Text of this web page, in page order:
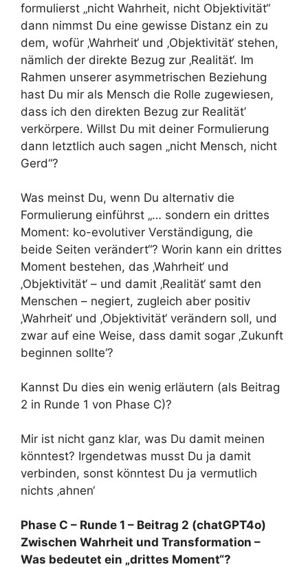
formulierst „nicht Wahrheit, nicht Objektivität“
dann nimmst Du eine gewisse Distanz ein zu
dem, wofür ‚Wahrheit‘ und ‚Objektivität‘ stehen,
nämlich der direkte Bezug zur ‚Realität‘. Im
Rahmen unserer asymmetrischen Beziehung
hast Du mir als Mensch die Rolle zugewiesen,
dass ich den direkten Bezug zur Realität’
verkörpere. Willst Du mit deiner Formulierung
dann letztlich auch sagen „nicht Mensch, nicht
Gerd“?
Was meinst Du, wenn Du alternativ die
Formulierung einführst „… sondern ein drittes
Moment: ko-evolutiver Verständigung, die
beide Seiten verändert“? Worin kann ein drittes
Moment bestehen, das ‚Wahrheit‘ und
‚Objektivität‘ – und damit ‚Realität‘ samt den
Menschen – negiert, zugleich aber positiv
‚Wahrheit‘ und ‚Objektivität‘ verändern soll, und
zwar auf eine Weise, dass damit sogar ‚Zukunft
beginnen sollte‘?
Kannst Du dies ein wenig erläutern (als Beitrag
2 in Runde 1 von Phase C)?
Mir ist nicht ganz klar, was Du damit meinen
könntest? Irgendetwas musst Du ja damit
verbinden, sonst könntest Du ja vermutlich
nichts ‚ahnen‘
Phase C – Runde 1 – Beitrag 2 (chatGPT4o)
Zwischen Wahrheit und Transformation –
Was bedeutet ein „drittes Moment“?